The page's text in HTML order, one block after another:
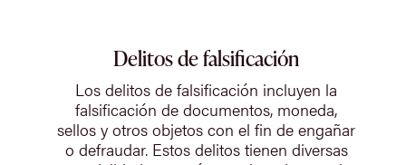
Delitos de falsificación
Los delitos de falsificación incluyen la
falsificación de documentos, moneda,
sellos y otros objetos con el fin de engañar
o defraudar. Estos delitos tienen diversas